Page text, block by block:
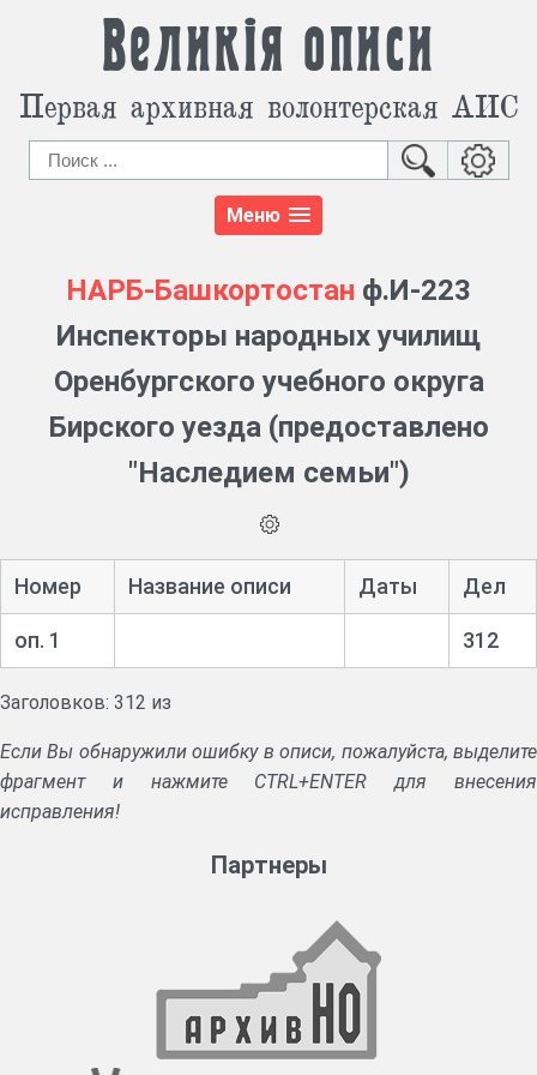
Великія описи
Первая архивная волонтерская АИС
Меню
НАРБ-Башкортостан ф.И-223
Инспекторы народных училищ
Оренбургского учебного округа
Бирского уезда (предоставлено
"Наследием семьи")
Номер Название описи Даты Дел
оп. 1 312
Заголовков: 312 из
Если Вы обнаружили ошибку в описи, пожалуйста, выделите
фрагмент и нажмите CTRL+ENTER для внесения
исправления!
Партнеры